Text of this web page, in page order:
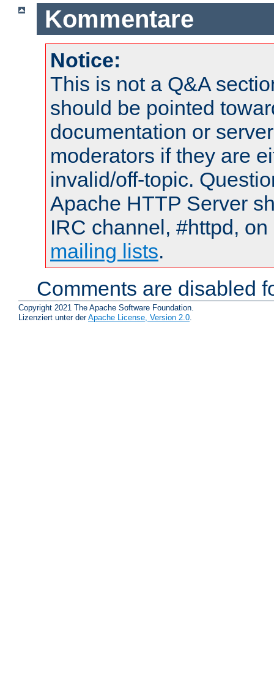
Kommentare
Notice:
This is not a Q&A
should be pointed
documentation or
moderators if they are
invalid/off-topic.
Apache HTTP Server
IRC channel, #httpd,
mailing lists.
Comments are disabled
Copyright 2021 The Apache Software Foundation.
Lizenziert unter derApache License, Version 2.0.